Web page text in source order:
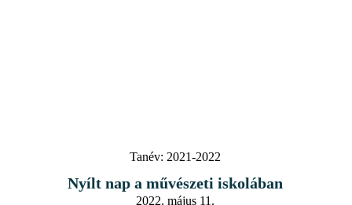
Tanév: 2021-2022
Nyílt nap a művészeti iskolában
2022. május 11.